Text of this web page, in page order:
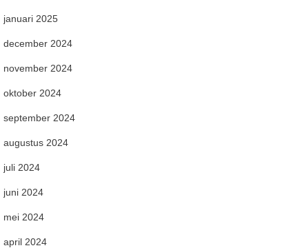
januari 2025
december 2024
november 2024
oktober 2024
september 2024
augustus 2024
juli 2024
juni 2024
mei 2024
april 2024